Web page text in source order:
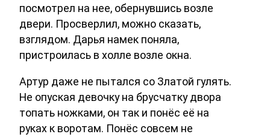
посмотрел на нее, обернувшись возле
двери. Просверлил, можно сказать,
взглядом. Дарья намек поняла,
пристроилась в холле возле окна.
Артур даже не пытался со Златой гулять.
Не опуская девочку на брусчатку двора
топать ножками, он так и понёс её на
руках к воротам. Понёс совсем не